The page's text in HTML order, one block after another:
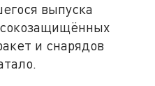
выпуска
и снарядов